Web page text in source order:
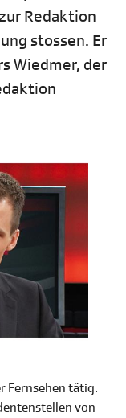
Redaktion
stossen. Er
Wiedmer, der
Fernsehen tätig.
von